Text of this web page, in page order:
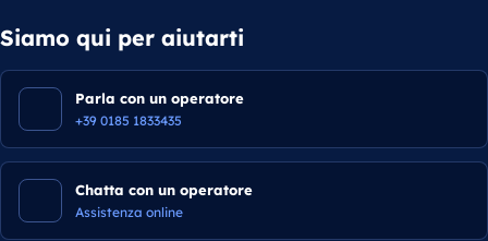
Siamo qui per aiutarti
Parla con un operatore
+39 0185 1833435
Chatta con un operatore
Assistenza online